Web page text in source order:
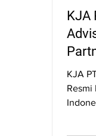
KJA
dan
KJA
Resmi